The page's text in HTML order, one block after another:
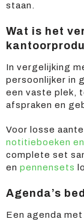
staan.
Wat is het
In vergelijking
persoonlijker in
een vaste plek,
afspraken en
Voor losse
notitieboeken
complete set
en pennensets
Agenda’s
Een agenda